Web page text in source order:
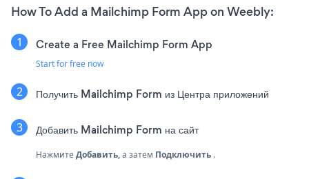
How To Add a Mailchimp Form App on Weebly:
Create a Free Mailchimp Form App
Start for free now
Получить Mailchimp Form из Центра приложений
Добавить Mailchimp Form на сайт
НажмитеДобавить,а затем Подключить .